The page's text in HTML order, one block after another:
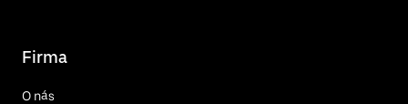
Firma
O nás